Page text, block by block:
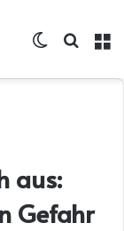
Skin
aus:
Gefahr